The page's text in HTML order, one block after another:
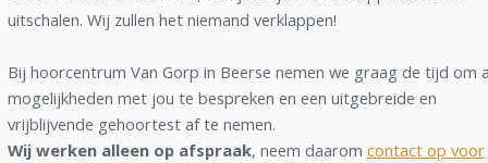
uitschalen. Wij zullen het niemand verklappen!
Bij hoorcentrum Van Gorp in Beerse nemen we graag de tijd om
mogelijkheden met jou te bespreken en een uitgebreide en
vrijblijvende gehoortest af te nemen.
Wij werken alleen op afspraak, neem daarom contact op voor